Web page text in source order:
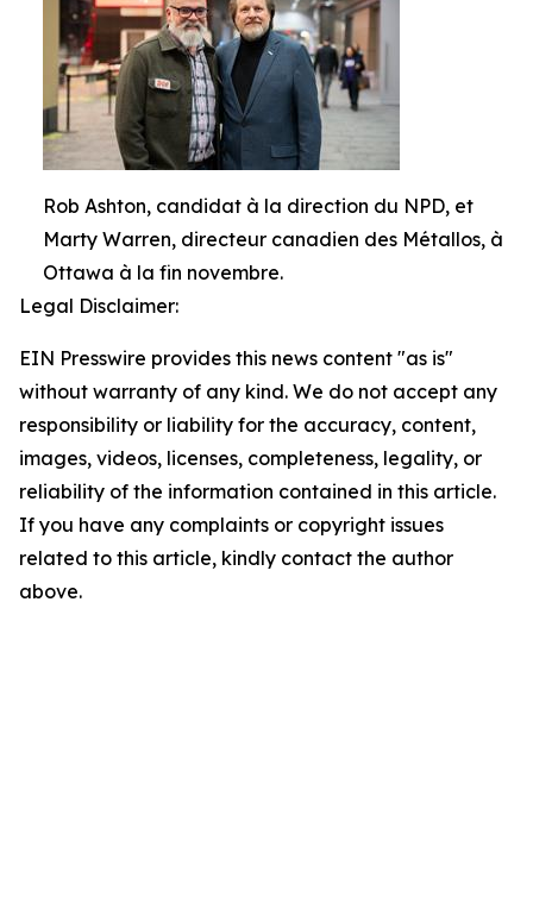
Rob Ashton, candidat à la direction du NPD, et
Marty Warren, directeur canadien des Métallos, à
Ottawa à la fin novembre.
Legal Disclaimer:
EIN Presswire provides this news content "as is"
without warranty of any kind. We do not accept any
responsibility or liability for the accuracy, content,
images, videos, licenses, completeness, legality, or
reliability of the information contained in this article.
If you have any complaints or copyright issues
related to this article, kindly contact the author
above.